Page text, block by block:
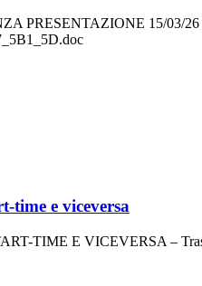
PRESENTAZIONE 15/03/
time e viceversa
TIME E VICEVERSA –